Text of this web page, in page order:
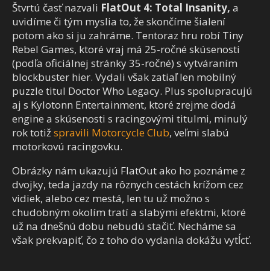
Štvrtú časť nazvali FlatOut 4: Total Insanity, a
uvidíme či tým myslia to, že skončíme šialení
potom ako si ju zahráme. Tentoraz hru robí Tiny
Rebel Games, ktoré vraj má 25-ročné skúsenosti
(podľa oficiálnej stránky 35-ročné) s vytváraním
blockbuster hier. Vydali však zatiaľ len mobilný
puzzle titul Doctor Who Legacy. Plus spolupracujú
aj s Kylotonn Entertainment, ktoré zrejme dodá
engine a skúsenosti s racingovými titulmi, minulý
rok totižspravili Motorcycle Club, veľmi slabú
motorkovú racingovku.
Obrázky nám ukazujú FlatOut ako ho poznáme z
dvojky, teda jazdy na rôznych cestách krížom cez
vidiek, alebo cez mestá, len tu už možno s
chudobným okolím tratí a slabými efektmi, ktoré
už na dnešnú dobu nebudú stačiť. Necháme sa
však prekvapiť, čo z toho do vydania dokážu vytĺcť.